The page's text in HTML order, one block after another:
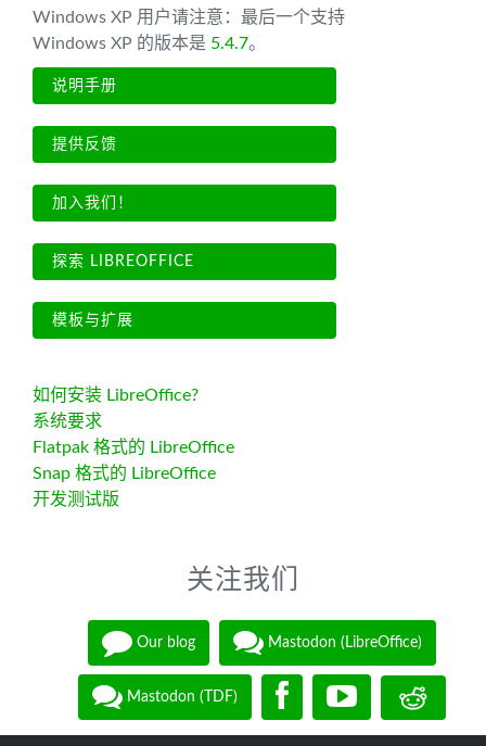
Windows XP 用户请注意：最后一个支持
Windows XP 的版本是 5.4.7。
说明手册
提供反馈
加入我们！
探索 LIBREOFFICE
模板与扩展
如何安装 LibreOffice?
系统要求
Flatpak 格式的 LibreOffice
Snap 格式的 LibreOffice
开发测试版
关注我们
Our blog Mastodon (LibreOffice)
Mastodon (TDF)